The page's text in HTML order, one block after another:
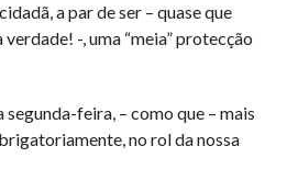
a par de ser – quase que
-, uma “meia” protecção
segunda-feira, – como que – mais
no rol da nossa